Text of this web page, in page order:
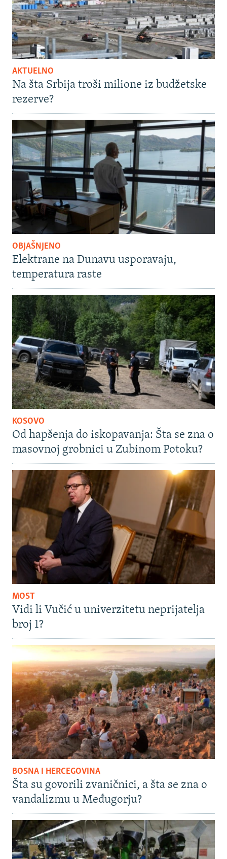
AKTUELNO
Na šta Srbija troši milione iz budžetske
rezerve?
OBJAŠNJENO
Elektrane na Dunavu usporavaju,
temperatura raste
KOSOVO
Od hapšenja do iskopavanja: Šta se zna o
masovnoj grobnici u Zubinom Potoku?
MOST
Vidi li Vučić u univerzitetu neprijatelja
broj 1?
BOSNA I HERCEGOVINA
Šta su govorili zvaničnici, a šta se zna o
vandalizmu u Međugorju?